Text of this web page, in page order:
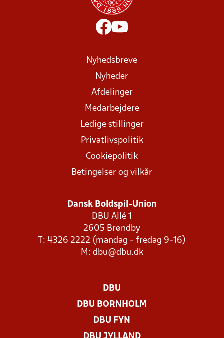
Nyhedsbreve
Nyheder
Afdelinger
Medarbejdere
Ledige stillinger
Privatlivspolitik
Cookiepolitik
Betingelser og vilkår
Dansk Boldspil-Union
DBU Allé 1
2605 Brøndby
T: 4326 2222 (mandag - fredag 9-16)
M: dbu@dbu.dk
DBU
DBU BORNHOLM
DBU FYN